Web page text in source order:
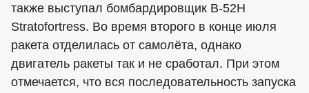
также выступал бомбардировщик B-52H
Stratofortress. Во время второго в конце июля
ракета отделилась от самолёта, однако
двигатель ракеты так и не сработал. При этом
отмечается, что вся последовательность запуска